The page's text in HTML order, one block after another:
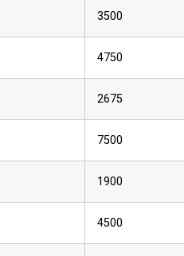
3500
4750
2675
7500
1900
4500